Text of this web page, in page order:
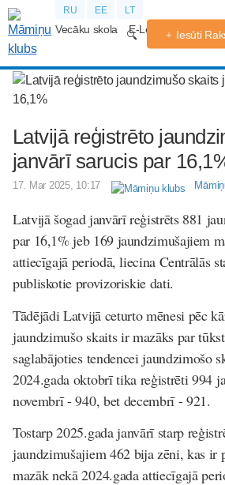
RU EE LT
Vecāku skola E-LekcijasIesūti
Latvijā reģistrēto
janvārī sarucis par
17. Mar 2025, 10:17
Latvijā šogad janvārī reģistrēts 881
par 16,1% jeb 169 jaundzimušajiem
attiecīgajā periodā, liecina Centrālās
publiskotie provizoriskie dati.
Tādējādi Latvijā ceturto mēnesi pēc
jaundzimušo skaits ir mazāks par
saglabājoties tendencei jaundzimošo
2024.gada oktobrī tika reģistrēti 994
novembrī - 940, bet decembrī - 921.
Tostarp 2025.gada janvārī starp
jaundzimušajiem 462 bija zēni, kas ir
mazāk nekā 2024.gada attiecīgajā